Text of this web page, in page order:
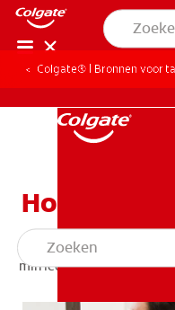
Colgate® | Bronnen voor
Hoe tanden
min leestijd